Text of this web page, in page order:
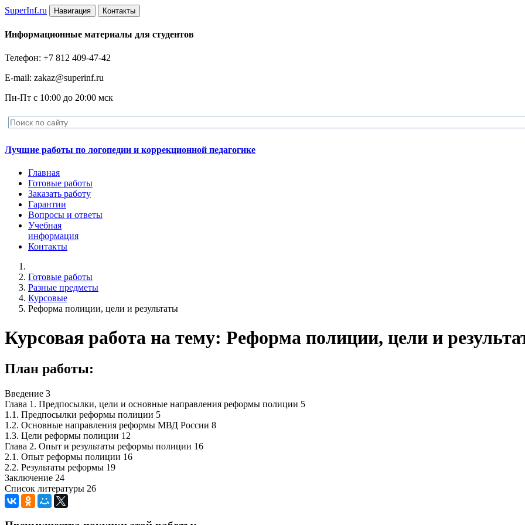
SuperInf.ru Навигация Контакты
Информационные материалы для студентов
Телефон: +7 812 409-47-42
E-mail: zakaz@superinf.ru
Пн-Пт с 10:00 до 20:00 мск
Лучшие работы по логопедии и коррекционной педагогике
Главная
Готовые работы
Заказать работу
Гарантии
Вопросы и ответы
Учебная
информация
Контакты
Готовые работы
Разные предметы
Курсовые
Реформа полиции, цели и результаты
Курсовая работа на тему: Реформа полиции, цели и
План работы:
Введение 3
Глава 1. Предпосылки, цели и основные направления реформы полиции 5
1.1. Предпосылки реформы полиции 5
1.2. Основные направления реформы МВД России 8
1.3. Цели реформы полиции 12
Глава 2. Опыт и результаты реформы полиции 16
2.1. Опыт реформы полиции 16
2.2. Результаты реформы 19
Заключение 24
Список литературы 26